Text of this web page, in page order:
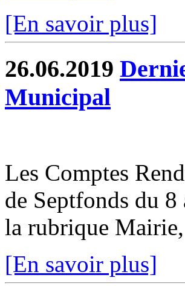
[En savoir plus]
26.06.2019
Municipal
Les Comptes
de Septfonds du
la rubrique
[En savoir plus]